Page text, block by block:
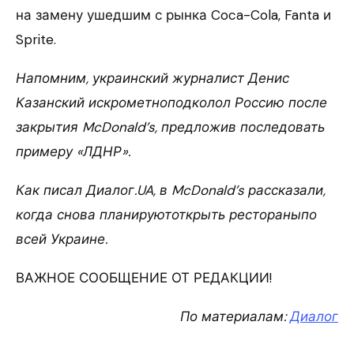
на замену ушедшим с рынка Coca-Cola, Fanta и
Sprite.
Напомним, украинский журналист Денис
Казанский искрометноподколол Россию после
закрытия McDonald’s, предложив последовать
примеру «ЛДНР».
Как писал Диалог.UA, в McDonald’s рассказали,
когда снова планируютоткрыть рестораныпо
всей Украине.
ВАЖНОЕ СООБЩЕНИЕ ОТ РЕДАКЦИИ!
По материалам:Диалог